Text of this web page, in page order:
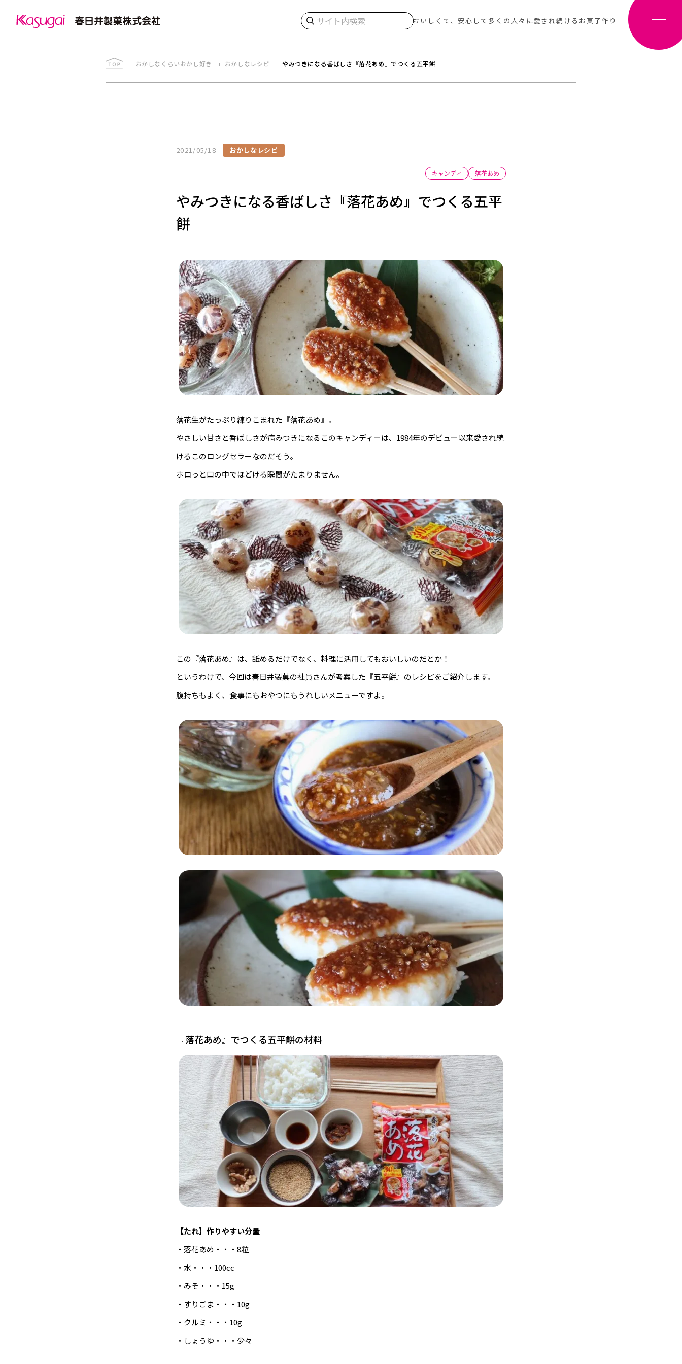
検索 おいしくて、安心して多くの人々に愛され続けるお菓子作り
おかしなくらいおかし好き おかしなレシピ やみつきになる香ばしさ『落花あめ』でつくる五平餅
2021/05/18 おかしなレシピ
キャンディ 落花あめ
やみつきになる香ばしさ『落花あめ』でつくる五平
餅
落花生がたっぷり練りこまれた『落花あめ』。
やさしい甘さと香ばしさが病みつきになるこのキャンディーは、1984年のデビュー以来愛され続
けるこのロングセラーなのだそう。
ホロっと口の中でほどける瞬間がたまりません。
この『落花あめ』は、舐めるだけでなく、料理に活用してもおいしいのだとか！
というわけで、今回は春日井製菓の社員さんが考案した『五平餅』のレシピをご紹介します。
腹持ちもよく、食事にもおやつにもうれしいメニューですよ。
『落花あめ』でつくる五平餅の材料
【たれ】作りやすい分量
・落花あめ・・・8粒
・水・・・100cc
・みそ・・・15g
・すりごま・・・10g
・クルミ・・・10g
・しょうゆ・・・少々